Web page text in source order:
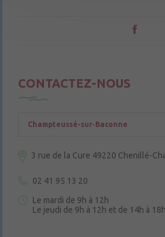
CONTACTEZ-NOUS
Champteussé-sur-Baconne
3 rue de la Cure 49220 Chenillé-
02 41 95 13 20
Le mardi de 9h à 12h
Le jeudi de 9h à 12h et de 14h à 18h